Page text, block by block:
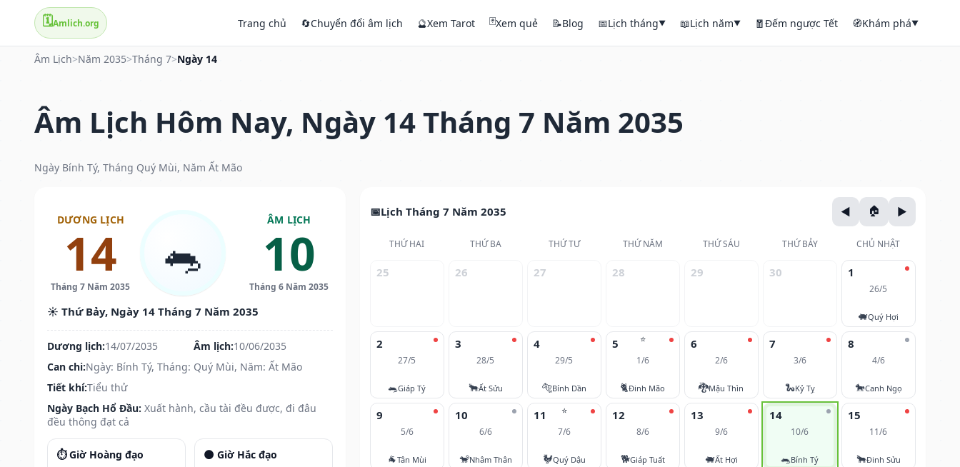
🗓️Amlich.org Trang chủ 🔄Chuyển đổi âm lịch 🔮Xem Tarot 🃏Xem quẻ 📝Blog 📅Lịch tháng▼ 📖Lịch năm▼ 🧧Đếm ngược Tết 🧭Khám phá▼
Âm Lịch>Năm 2035>Tháng 7>Ngày 14
Âm Lịch Hôm Nay, Ngày 14 Tháng 7 Năm 2035
Ngày Bính Tý, Tháng Quý Mùi, Năm Ất Mão
DƯƠNG LỊCH
14
Tháng 7 Năm 2035
🐀
ÂM LỊCH
10
Tháng 6 Năm 2035
☀️ Thứ Bảy, Ngày 14 Tháng 7 Năm 2035
Dương lịch:14/07/2035 Âm lịch:10/06/2035
Can chi:Ngày: Bính Tý, Tháng: Quý Mùi, Năm: Ất Mão
Tiết khí:Tiểu thử
Ngày Bạch Hổ Đầu: Xuất hành, cầu tài đều được, đi đâu
đều thông đạt cả
⏱️ Giờ Hoàng đạo 🌑 Giờ Hắc đạo
Lịch Tháng 7 Năm 2035
THỨ HAI THỨ BA THỨ TƯ THỨ NĂM THỨ SÁU THỨ BẢY CHỦ NHẬT
25 26 27 28 29 30 1
26/5
🐖Quý Hợi
2
27/5
🐀Giáp Tý
3
28/5
🐂Ất Sửu
4
29/5
🐅Bính Dần
⭐
5
1/6
🐈Đinh Mão
6
2/6
🐉Mậu Thìn
7
3/6
🐍Kỷ Tỵ
8
4/6
🐎Canh Ngọ
9
5/6
🐐Tân Mùi
10
6/6
🐒Nhâm Thân
⭐
11
7/6
🐓Quý Dậu
12
8/6
🐕Giáp Tuất
13
9/6
🐖Ất Hợi
14
10/6
🐀Bính Tý
15
11/6
🐂Đinh Sửu